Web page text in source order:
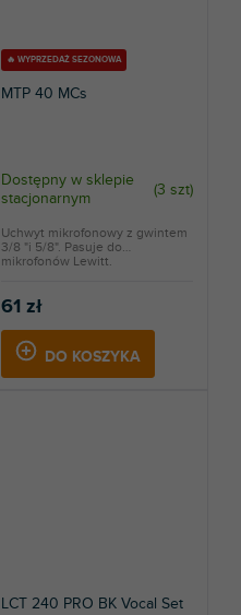
🔥 WYPRZEDAŻ SEZONOWA
MTP 40 MCs
Dostępny w sklepie
stacjonarnym
(3 szt)
61 zł
DO KOSZYKA
Uchwyt mikrofonowy z gwintem
3/8 "i 5/8". Pasuje do
mikrofonów Lewitt.
LCT 240 PRO BK Vocal Set